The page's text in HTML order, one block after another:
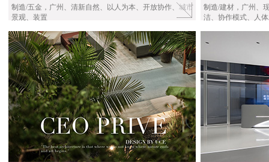
制造/五金，广州、清新自然、以人为本、开放协作、城市
景观、装置
制造/建材，广州、
洁、协作模式、人